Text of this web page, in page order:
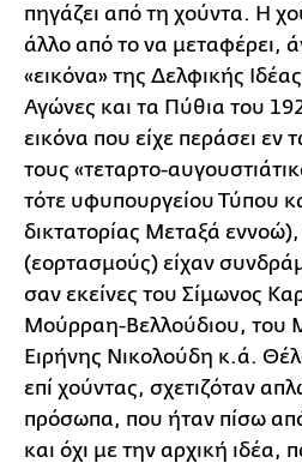
πηγάζει από τη χούντα. Η
άλλο από το να μεταφέρει,
«εικόνα» της Δελφικής
Αγώνες και τα Πύθια του
εικόνα που είχε περάσει εν
τους «τεταρτο-
τότε υφυπουργείου Τύπου
δικτατορίας Μεταξά
(εορτασμούς) είχαν
σαν εκείνες του Σίμωνος
Μούρραη-Βελλούδιου, του
Ειρήνης Νικολούδη κ.ά.
επί χούντας, σχετιζόταν
πρόσωπα, που ήταν πίσω από
και όχι με την αρχική ιδέα,